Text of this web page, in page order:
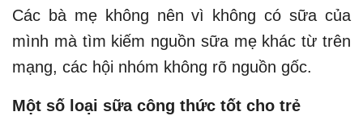
Các bà mẹ không nên vì không có sữa của
mình mà tìm kiếm nguồn sữa mẹ khác từ trên
mạng, các hội nhóm không rõ nguồn gốc.
Một số loại sữa công thức tốt cho trẻ